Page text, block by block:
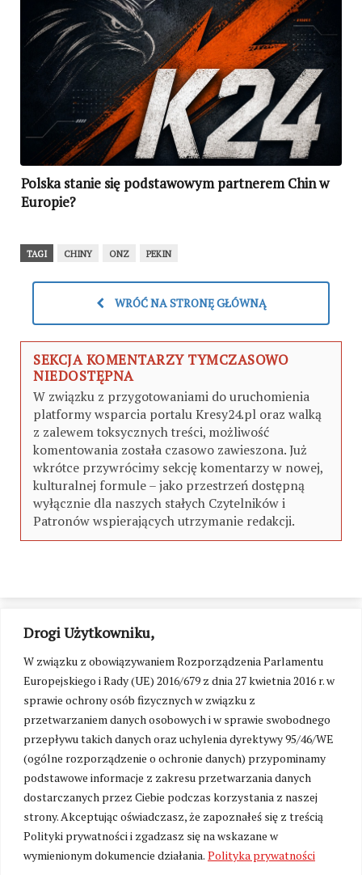
Drogi Użytkowniku,
W związku z obowiązywaniem Rozporządzenia Parlamentu
Europejskiego i Rady (UE) 2016/679 z dnia 27 kwietnia 2016 r. w
sprawie ochrony osób fizycznych w związku z
przetwarzaniem danych osobowych i w sprawie swobodnego
przepływu takich danych oraz uchylenia dyrektywy 95/46/WE
(ogólne rozporządzenie o ochronie danych) przypominamy
podstawowe informacje z zakresu przetwarzania danych
dostarczanych przez Ciebie podczas korzystania z naszej
strony. Akceptując oświadczasz, że zapoznałeś się z treścią
Polityki prywatności i zgadzasz się na wskazane w
wymienionym dokumencie działania. Polityka prywatności
Polska stanie się podstawowym partnerem Chin w
Europie?
TAGI CHINY ONZ PEKIN
WRÓĆ NA STRONĘ GŁÓWNĄ
SEKCJA KOMENTARZY TYMCZASOWO
NIEDOSTĘPNA
W związku z przygotowaniami do uruchomienia
platformy wsparcia portalu Kresy24.pl oraz walką
z zalewem toksycznych treści, możliwość
komentowania została czasowo zawieszona. Już
wkrótce przywrócimy sekcję komentarzy w nowej,
kulturalnej formule – jako przestrzeń dostępną
wyłącznie dla naszych stałych Czytelników i
Patronów wspierających utrzymanie redakcji.
Zmień ustawienia cookies